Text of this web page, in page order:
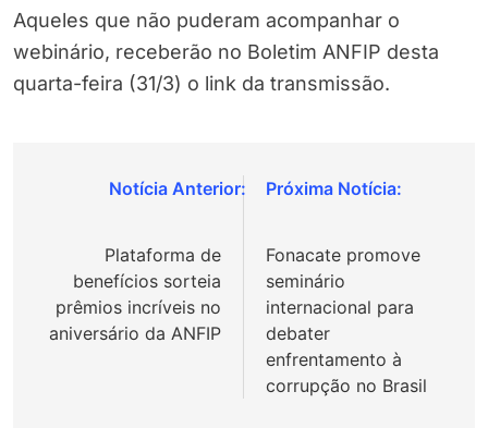
Aqueles que não puderam acompanhar o
webinário, receberão no Boletim ANFIP desta
quarta-feira (31/3) o link da transmissão.
Navegação
Post
Plataforma de
benefícios sorteia
prêmios incríveis no
aniversário da ANFIP
Fonacate promove
seminário
internacional para
debater
enfrentamento à
corrupção no Brasil